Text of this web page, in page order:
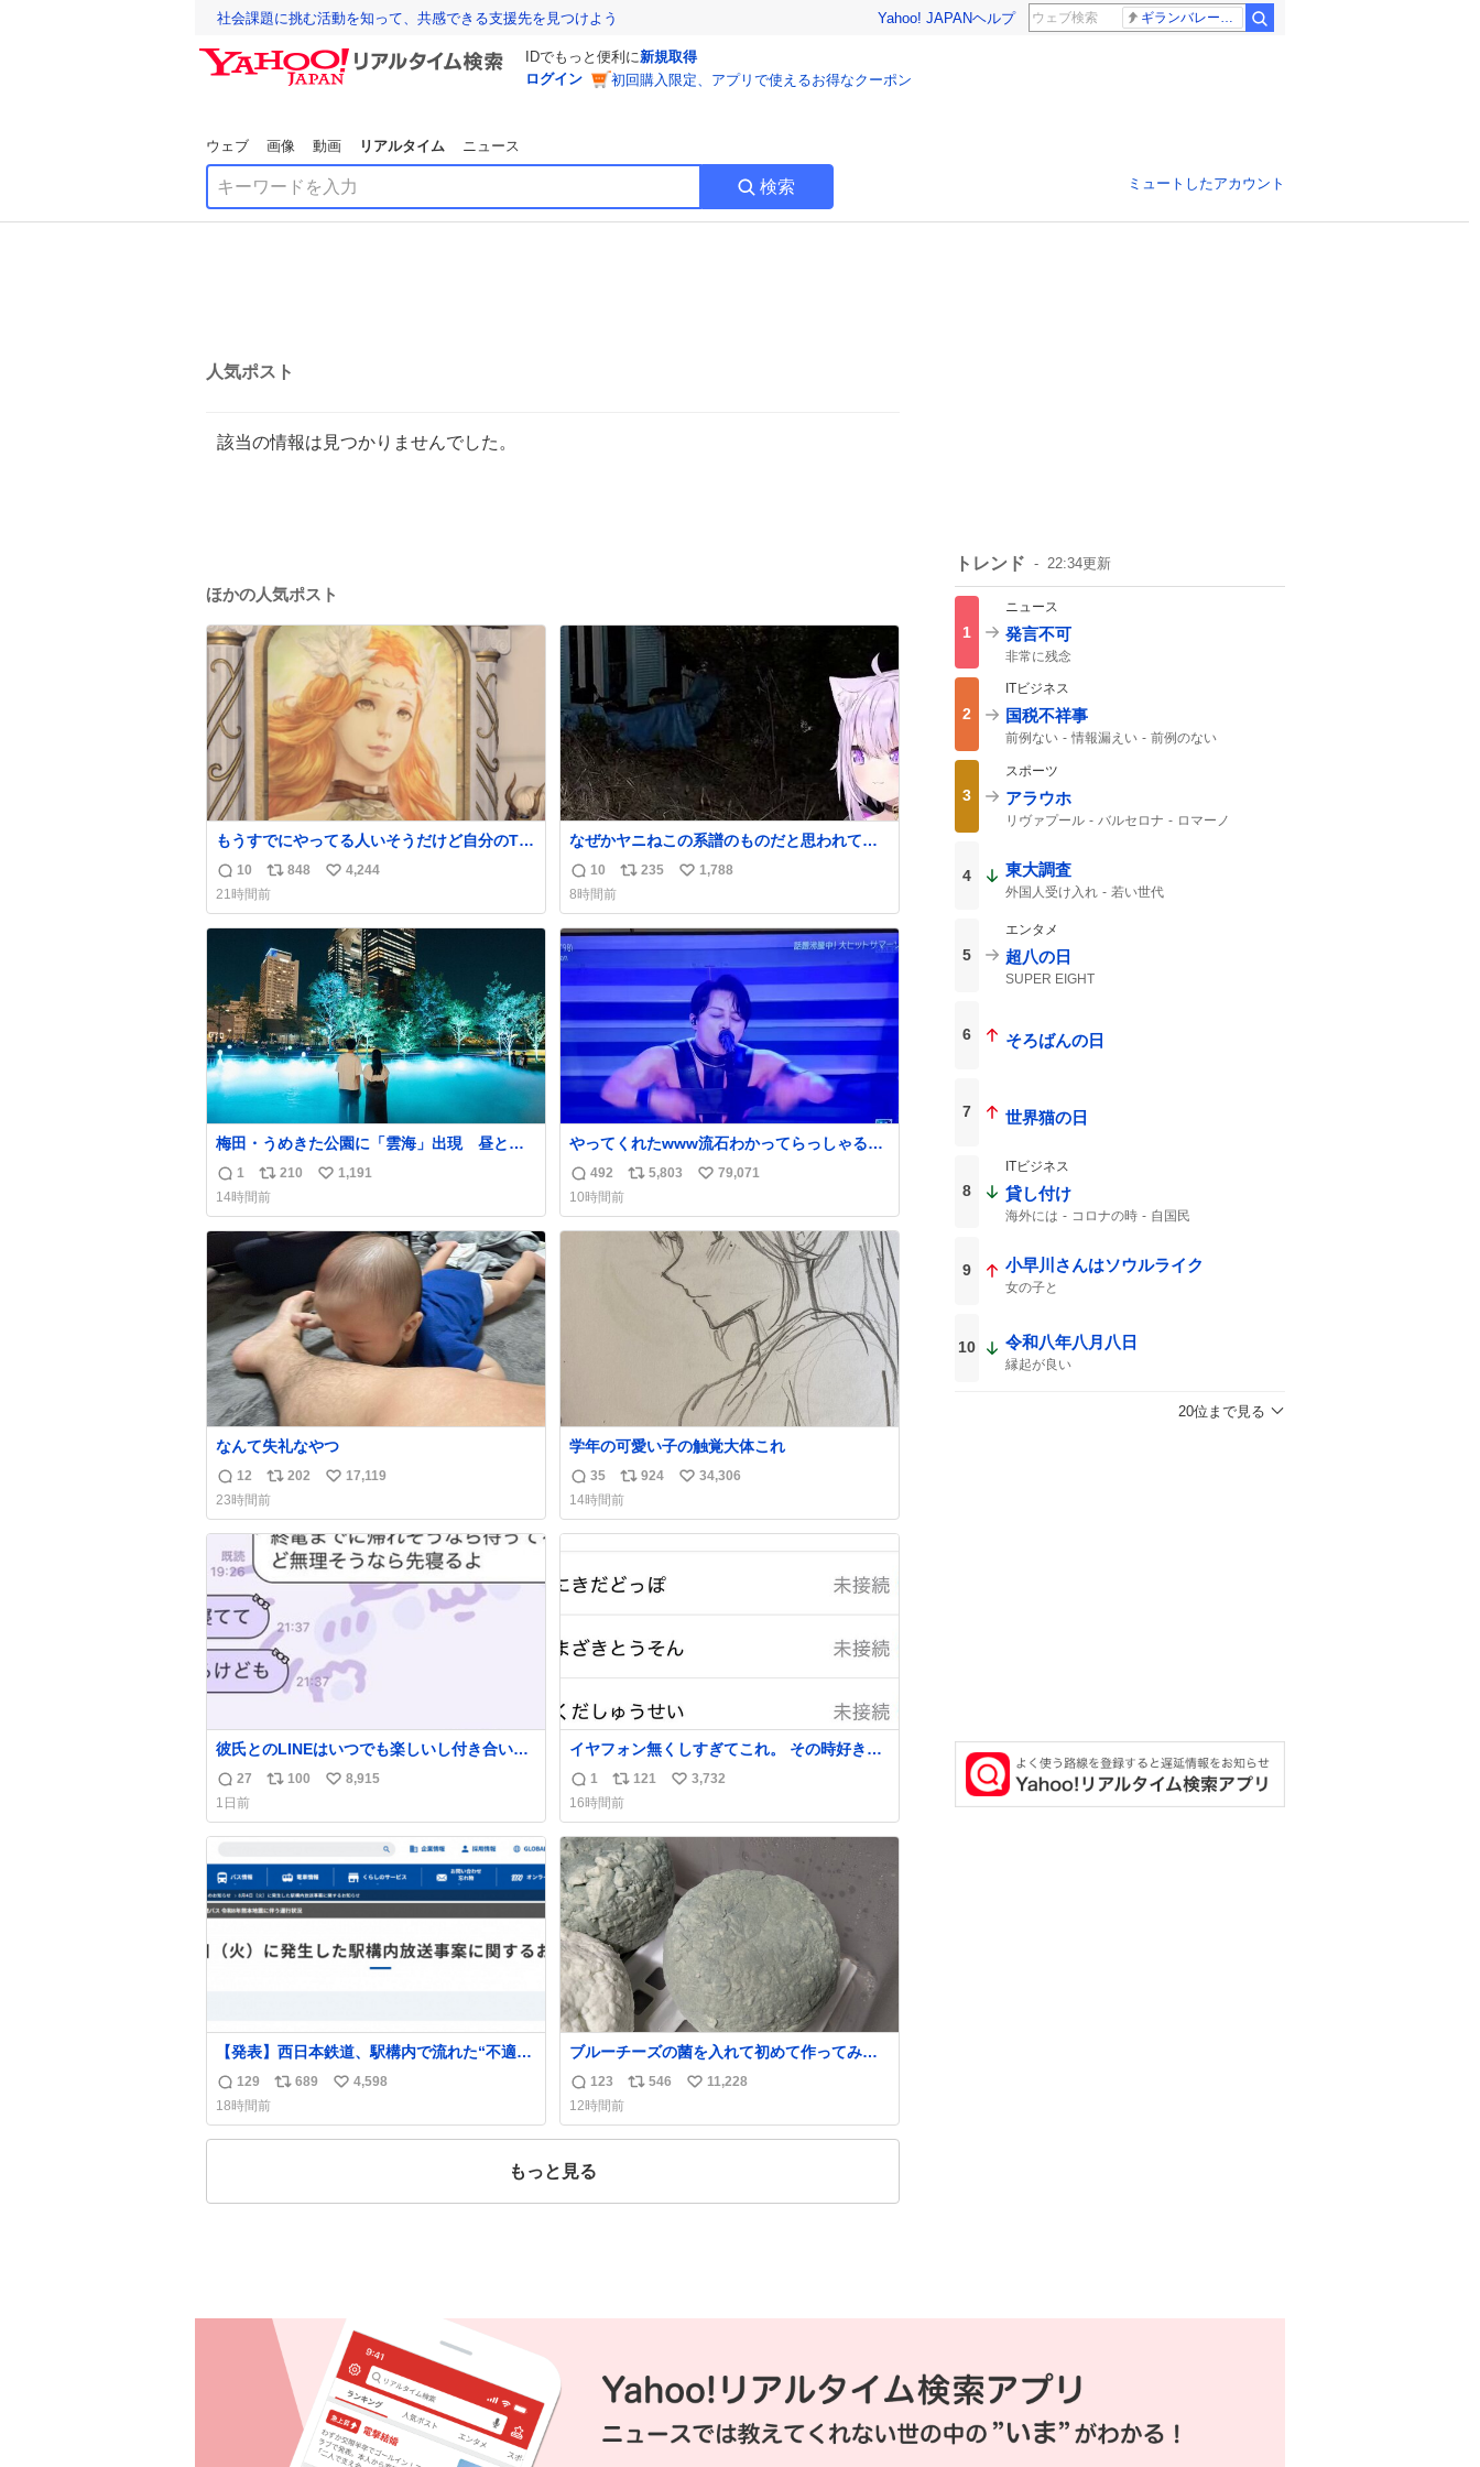
社会課題に挑む活動を知って、共感できる支援先を見つけよう Yahoo! JAPANヘルプ ギランバレー症候群
IDでもっと便利に新規取得
ログイン
初回購入限定、アプリで使えるお得なクーポン
ウェブ 画像 動画 リアルタイム ニュース
検索 ミュートしたアカウント
人気ポスト
該当の情報は見つかりませんでした。
ほかの人気ポスト
もうすでにやってる人いそうだけど自分のTL
で見かけてない
返
信
数
10
リ
ポ
ス
ト
数
848
い
ね
数
4,244
21時間前
なぜかヤニねこの系譜のものだと思われてい
るおかゆん #生おかゆ
返
信
数
10
リ
ス
ト
数
235
い
ね
数
1,788
8時間前
梅田・うめきた公園に「雲海」出現 昼と夜
で異なる演出、昨年は50万人来場
umeda.keizai.biz/headline/4657/
返
信
数
1
リ
ポ
ス
210
い
ね
数
1,191
14時間前
やってくれたwww流石わかってらっしゃる🤣
🤣🤣 #Mステ #西川貴教
返
信
数
492
リ
ス
5,803
い
ね
数
79,071
10時間前
なんて失礼なやつ
返
信
数
12
リ
ポ
ス
ト
数
202
い
ね
数
17,119
23時間前
学年の可愛い子の触覚大体これ
返
信
数
35
リ
ポ
ス
数
924
い
ね
34,306
14時間前
彼氏とのLINEはいつでも楽しいし付き合いた
ての頃の嬉しかったLINEは無限にあるけど(同
棲前は1日で各50通くらい送りあってたし)最
近嬉しかったのはこれ
返
信
数
27
リ
ス
数
100
い
ね
8,915
1日前
イヤフォン無くしすぎてこれ。 その時好きだ
った男のセコムの名前にしてる
返
信
数
1
リ
ポ
ス
ト
数
121
い
ね
数
3,732
16時間前
【発表】西日本鉄道、駅構内で流れた“不適切
音声”に声明「被害届も検討」
news.livedoor.com/article/detail… 4日に西
鉄福岡（天神）駅および薬院駅で発生した駅
構内放送事案について声明を公表した。「第
返
信
数
129
リ
ス
689
い
ね
4,598
18時間前
ブルーチーズの菌を入れて初めて作ってみた
チーズなんだけど 本能でちょっとヤバいと思
っちゃう見た目だな
返
信
数
123
リ
ス
546
い
ね
11,228
12時間前
もっと見る
トレンド 22:34更新
1
ニュース
発言不可
非常に残念
2
ITビジネス
国税不祥事
前例ない 情報漏えい 前例のない
3
スポーツ
アラウホ
リヴァプール バルセロナ
ロマーノ
4 東大調査
外国人受け入れ 若い世代
5
エンタメ
超八の日
SUPER EIGHT
6 そろばんの日
7 世界猫の日
8
ITビジネス
貸し付け
海外には コロナの時 自国民
9 小早川さんはソウルライク
女の子と
10 令和八年八月八日
縁起が良い
20位まで見る